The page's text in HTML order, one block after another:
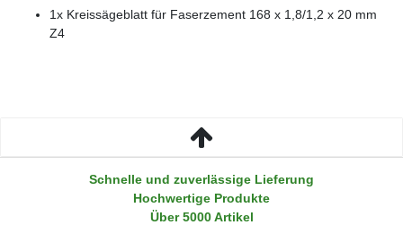
1x Kreissägeblatt für Faserzement 168 x 1,8/1,2 x 20 mm
Z4
Schnelle und zuverlässige Lieferung
Hochwertige Produkte
Über 5000 Artikel